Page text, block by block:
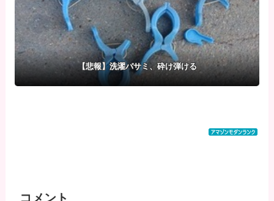
【悲報】洗濯バサミ、砕け弾ける
コメント